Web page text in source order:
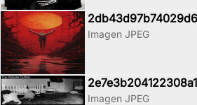
Imagen JPEG
Imagen JPEG